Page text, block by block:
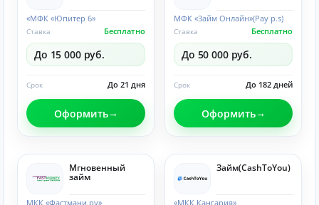
«МФК «Юпитер 6»
Бесплатно
Ставка
До 15 000 руб.
До 21 дня
Срок
Оформить
МФК «Займ Онлайн»(Pay p.s)
Бесплатно
Ставка
До 50 000 руб.
До 182 дней
Срок
Оформить
Мгновенный
займ
МКК «Фастмани.ру»
Займ(CashToYou)
«МКК Кангария»